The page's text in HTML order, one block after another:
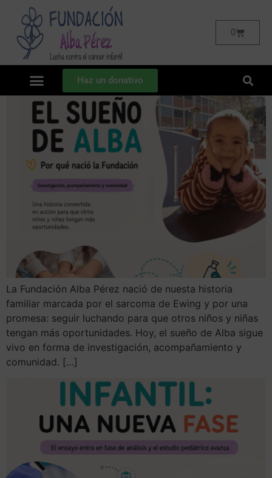
0
Haz un donativo
La Fundación Alba Pérez nació de nuesta historia
familiar marcada por el sarcoma de Ewing y por una
promesa: seguir luchando para que otros niños y niñas
tengan más oportunidades. Hoy, el sueño de Alba sigue
vivo en forma de investigación, acompañamiento y
comunidad. […]